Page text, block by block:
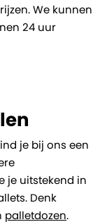
We kunnen
24 uur
je bij ons een
je uitstekend in
Denk
palletdozen.